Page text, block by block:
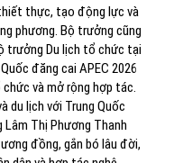
thực, tạo động lực và
phương. Bộ trưởng cũng
trưởng Du lịch tổ chức tại
đăng cai APEC 2026
và mở rộng hợp tác.
du lịch với Trung Quốc
Thị Phương Thanh
đồng, gắn bó lâu đời,